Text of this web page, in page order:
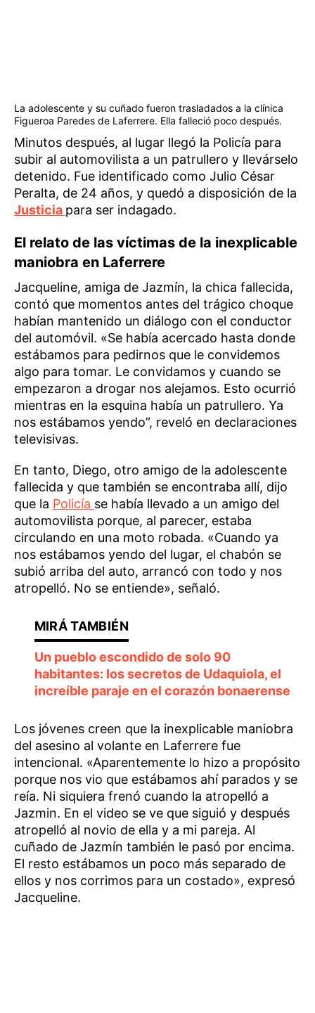
La adolescente y su cuñado fueron trasladados a la clínica
Figueroa Paredes de Laferrere. Ella falleció poco después.
Minutos después, al lugar llegó la Policía para
subir al automovilista a un patrullero y llevárselo
detenido. Fue identificado como Julio César
Peralta, de 24 años, y quedó a disposición de la
Justicia para ser indagado.
El relato de las víctimas de la inexplicable
maniobra en Laferrere
Jacqueline, amiga de Jazmín, la chica fallecida,
contó que momentos antes del trágico choque
habían mantenido un diálogo con el conductor
del automóvil. «Se había acercado hasta donde
estábamos para pedirnos que le convidemos
algo para tomar. Le convidamos y cuando se
empezaron a drogar nos alejamos. Esto ocurrió
mientras en la esquina había un patrullero. Ya
nos estábamos yendo”, reveló en declaraciones
televisivas.
En tanto, Diego, otro amigo de la adolescente
fallecida y que también se encontraba allí, dijo
que la Policía se había llevado a un amigo del
automovilista porque, al parecer, estaba
circulando en una moto robada. «Cuando ya
nos estábamos yendo del lugar, el chabón se
subió arriba del auto, arrancó con todo y nos
atropelló. No se entiende», señaló.
Un pueblo escondido de solo 90
habitantes: los secretos de Udaquiola, el
increíble paraje en el corazón bonaerense
Los jóvenes creen que la inexplicable maniobra
del asesino al volante en Laferrere fue
intencional. «Aparentemente lo hizo a propósito
porque nos vio que estábamos ahí parados y se
reía. Ni siquiera frenó cuando la atropelló a
Jazmin. En el video se ve que siguió y después
atropelló al novio de ella y a mi pareja. Al
cuñado de Jazmín también le pasó por encima.
El resto estábamos un poco más separado de
ellos y nos corrimos para un costado», expresó
Jacqueline.